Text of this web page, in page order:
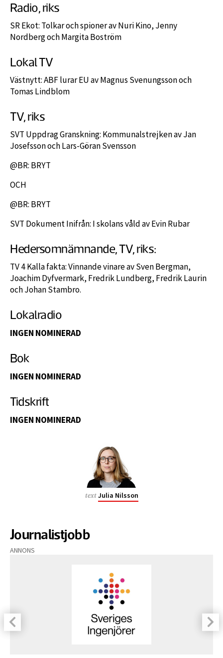
Radio, riks
SR Ekot: Tolkar och spioner av Nuri Kino, Jenny
Nordberg och Margita Boström
Lokal TV
Västnytt: ABF lurar EU av Magnus Svenungsson och
Tomas Lindblom
TV, riks
SVT Uppdrag Granskning: Kommunalstrejken av Jan
Josefsson och Lars-Göran Svensson
@BR: BRYT
OCH
@BR: BRYT
SVT Dokument Inifrån: I skolans våld av Evin Rubar
Hedersomnämnande, TV, riks:
TV 4 Kalla fakta: Vinnande vinare av Sven Bergman,
Joachim Dyfvermark, Fredrik Lundberg, Fredrik Laurin
och Johan Stambro.
Lokalradio
INGEN NOMINERAD
Bok
INGEN NOMINERAD
Tidskrift
INGEN NOMINERAD
text Julia Nilsson
Journalistjobb
ANNONS